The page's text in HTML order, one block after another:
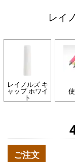
レイ
レイノルズ キ
ャップ ホワイ
ト
ご注文